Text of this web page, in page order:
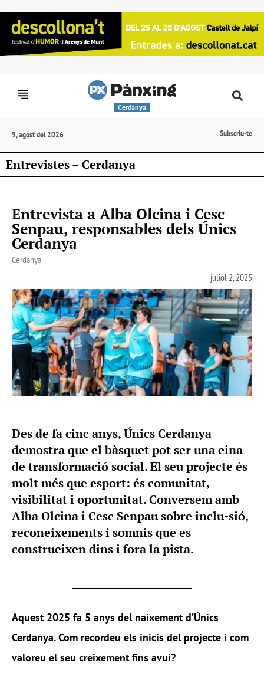
Cerdanya
9, agost del 2026 Subscriu-te
Entrevistes – Cerdanya
Entrevista a Alba Olcina i Cesc
Senpau, responsables dels Únics
Cerdanya
Cerdanya
juliol 2, 2025
Des de fa cinc anys, Únics Cerdanya
demostra que el bàsquet pot ser una eina
de transformació social. El seu projecte és
molt més que esport: és comunitat,
visibilitat i oportunitat. Conversem amb
Alba Olcina i Cesc Senpau sobre inclu-sió,
reconeixements i somnis que es
construeixen dins i fora la pista.
Aquest 2025 fa 5 anys del naixement d’Únics
Cerdanya. Com recordeu els inicis del projecte i com
valoreu el seu creixement fins avui?